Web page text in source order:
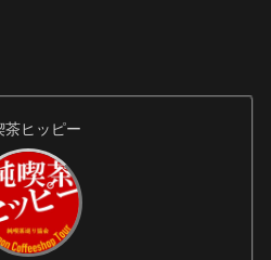
茶ヒッピー